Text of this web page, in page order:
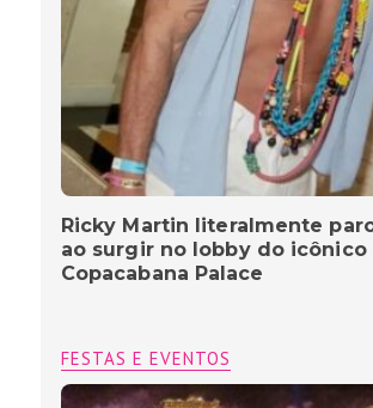
Ricky Martin literalmente
ao surgir no lobby do icônico
Copacabana Palace
FESTAS E EVENTOS